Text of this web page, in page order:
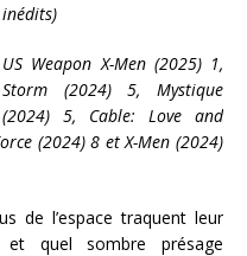
inédits)
US Weapon X-Men (2025) 1,
Storm (2024) 5, Mystique
(2024) 5, Cable: Love and
(2024) 8 et X-Men (2024)
de l’espace traquent leur
quel sombre présage